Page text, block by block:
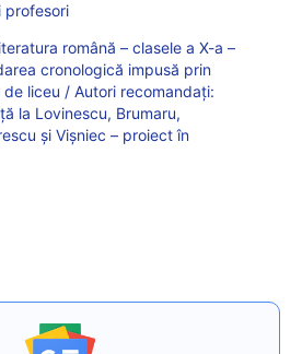
profesori
română – clasele a X-a –
cronologică impusă prin
liceu / Autori recomandați:
la Lovinescu, Brumaru,
și Vișniec – proiect în